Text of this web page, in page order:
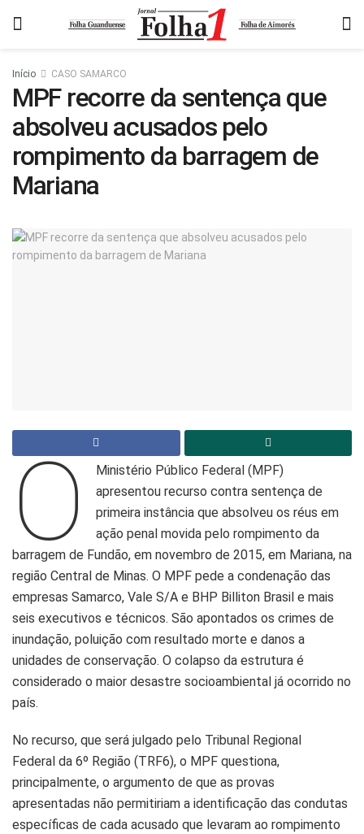
Início CASO SAMARCO
MPF recorre da sentença que
absolveu acusados pelo
rompimento da barragem de
Mariana
O
Ministério Público Federal (MPF)
apresentou recurso contra sentença de
primeira instância que absolveu os réus em
ação penal movida pelo rompimento da
barragem de Fundão, em novembro de 2015, em Mariana, na
região Central de Minas. O MPF pede a condenação das
empresas Samarco, Vale S/A e BHP Billiton Brasil e mais
seis executivos e técnicos. São apontados os crimes de
inundação, poluição com resultado morte e danos a
unidades de conservação. O colapso da estrutura é
considerado o maior desastre socioambiental já ocorrido no
país.
No recurso, que será julgado pelo Tribunal Regional
Federal da 6º Região (TRF6), o MPF questiona,
principalmente, o argumento de que as provas
apresentadas não permitiriam a identificação das condutas
específicas de cada acusado que levaram ao rompimento